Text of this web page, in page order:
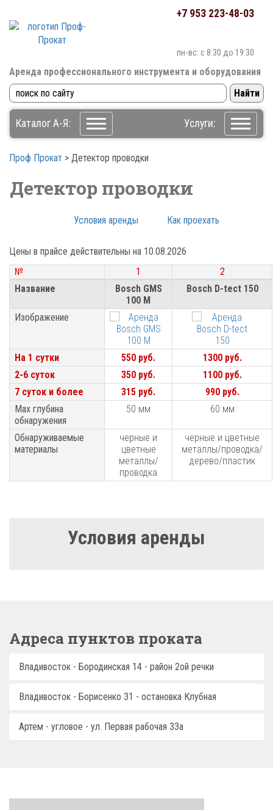
Аренда профессионального инструмента и оборудования
+7 953 223-48-03
пн-вс: c 8:30 до 19:30
Каталог А-Я: Услуги:
Проф Прокат > Детектор проводки
Детектор проводки
Условия аренды Как проехать
Цены в прайсе действительны на 10.08.2026
№
1
2
№
1 2
Название
Bosch GMS
100 M
Bosch D-tect 150
Изображение
На 1 сутки 550 руб.
1300 руб.
2-6 суток
350 руб.
1100 руб.
7 суток и более
315 руб.
990 руб.
Мах глубина
обнаружения
50 мм 60 мм
Обнаруживаемые
материалы
черные и
цветные
металлы/
проводка
черные и цветные
металлы/проводка/
дерево/пластик
№
Название
Изображение
На 1 сутки
2-6 суток
7 суток и более
Мах глубина
обнаружения
Обнаруживаемые
материалы
Условия аренды
Адреса пунктов проката
Владивосток - Бородинская 14 - район 2ой речки
Владивосток - Борисенко 31 - остановка Клубная
Артем - угловое - ул. Первая рабочая 33а